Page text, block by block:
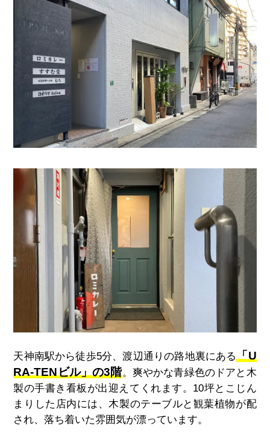
天神南駅から徒歩5分、渡辺通りの路地裏にある 「 U
RA-TENビル」の3階。爽やかな青緑色のドアと木
製の手書き看板が出迎えてくれます。10坪とこじん
まりした店内には、木製のテーブルと観葉植物が配
され、落ち着いた雰囲気が漂っています。